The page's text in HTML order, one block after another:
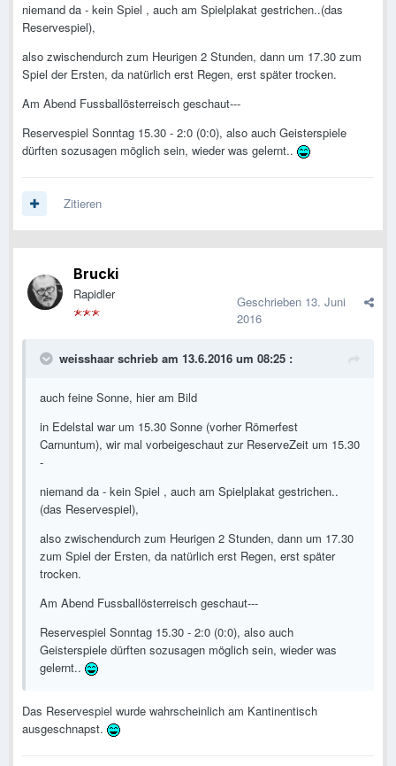
niemand da - kein Spiel , auch am Spielplakat gestrichen..(das
Reservespiel),
also zwischendurch zum Heurigen 2 Stunden, dann um 17.30 zum
Spiel der Ersten, da natürlich erst Regen, erst später trocken.
Am Abend Fussballösterreisch geschaut---
Reservespiel Sonntag 15.30 - 2:0 (0:0), also auch Geisterspiele
dürften sozusagen möglich sein, wieder was gelernt..
Zitieren
Brucki
Rapidler Geschrieben 13. Juni
2016
weisshaar schrieb am 13.6.2016 um 08:25 :
auch feine Sonne, hier am Bild
in Edelstal war um 15.30 Sonne (vorher Römerfest
Carnuntum), wir mal vorbeigeschaut zur ReserveZeit um 15.30
-
niemand da - kein Spiel , auch am Spielplakat gestrichen..
(das Reservespiel),
also zwischendurch zum Heurigen 2 Stunden, dann um 17.30
zum Spiel der Ersten, da natürlich erst Regen, erst später
trocken.
Am Abend Fussballösterreisch geschaut---
Reservespiel Sonntag 15.30 - 2:0 (0:0), also auch
Geisterspiele dürften sozusagen möglich sein, wieder was
gelernt..
Das Reservespiel wurde wahrscheinlich am Kantinentisch
ausgeschnapst.